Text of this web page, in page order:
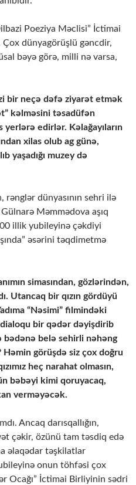
Poeziya Məclisi” İctimai
dünyagörüşlü gəncdir,
bəyə görə, milli nə varsa,
bir neçə dəfə ziyarət etmək
kəlməsini təsadüfən
yerlərə edirlər. Kəlağayıların
xilas olub ag günə,
yaşadığı muzey də
rənglər dünyasının sehri ilə
Məmmədova aşıq
illik yubileyinə çəkdiyi
əsərini təqdimetmə
simasından, gözlərindən,
Utancaq bir qızın gördüyü
“Nəsimi” filmindəki
bir qədər dəyişdirib
bədənə belə sehirli nəhəng
Həmin görüşdə siz çox doğru
heç narahat olmasın,
bəbəyi kimi qoruyacaq,
verməyəcək.
Ancaq darısqallığın,
çəkir, özünü tam təsdiq edə
əlaqədar təşkilatlar
onun töhfəsi çox
Ocağı” İctimai Birliyinin sədri